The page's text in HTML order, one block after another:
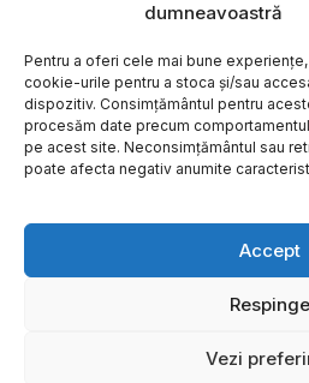
dumneavoastră
Pentru a oferi cele mai bune
cookie-urile pentru a stoca și/sau
dispozitiv. Consimțământul pentru
procesăm date precum
pe acest site. Neconsimțământul sau
poate afecta negativ anumite
Accept
Respinge
Vezi
Copyright